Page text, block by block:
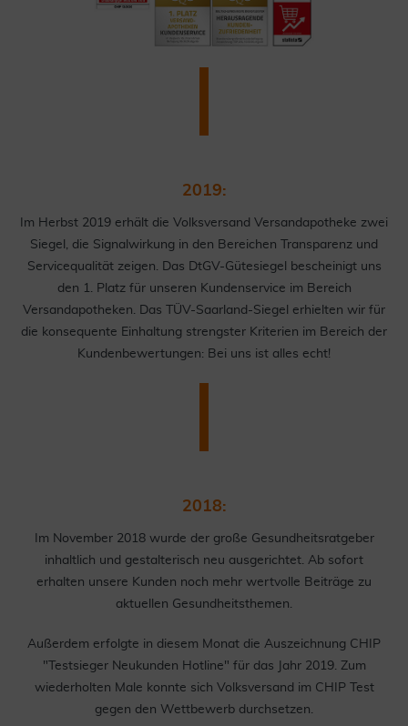
2019:
Im Herbst 2019 erhält die Volksversand Versandapotheke zwei
Siegel, die Signalwirkung in den Bereichen Transparenz und
Servicequalität zeigen. Das DtGV-Gütesiegel bescheinigt uns
den 1. Platz für unseren Kundenservice im Bereich
Versandapotheken. Das TÜV-Saarland-Siegel erhielten wir für
die konsequente Einhaltung strengster Kriterien im Bereich der
Kundenbewertungen: Bei uns ist alles echt!
2018:
Im November 2018 wurde der große Gesundheitsratgeber
inhaltlich und gestalterisch neu ausgerichtet. Ab sofort
erhalten unsere Kunden noch mehr wertvolle Beiträge zu
aktuellen Gesundheitsthemen.
Außerdem erfolgte in diesem Monat die Auszeichnung CHIP
"Testsieger Neukunden Hotline" für das Jahr 2019. Zum
wiederholten Male konnte sich Volksversand im CHIP Test
gegen den Wettbewerb durchsetzen.